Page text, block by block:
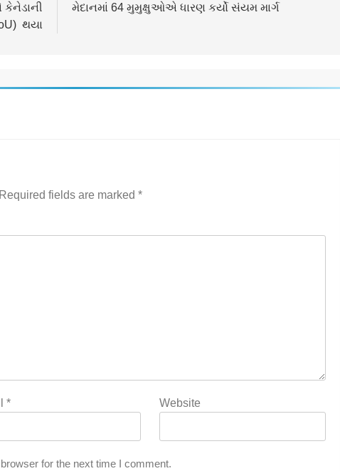
થયા
મેદાનમાં 64 મુમુક્ષુઓએ ધારણ કર્યો સંયમ માર્ગ
Required fields are marked *
* Website
for the next time I comment.